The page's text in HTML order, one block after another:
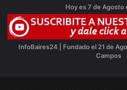
Hoy es 7 de Agosto
InfoBaires24 | Fundado el 21 de
Campos